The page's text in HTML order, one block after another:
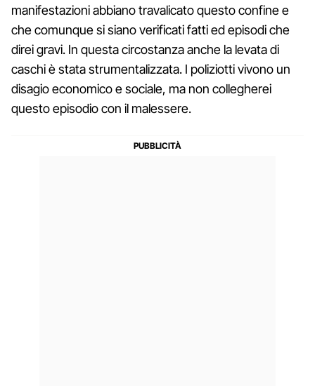
manifestazioni abbiano travalicato questo confine e
che comunque si siano verificati fatti ed episodi che
direi gravi. In questa circostanza anche la levata di
caschi è stata strumentalizzata. I poliziotti vivono un
disagio economico e sociale, ma non collegherei
questo episodio con il malessere.